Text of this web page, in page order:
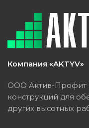
Компания «AKTYV»
ООО Актив-Профит
конструкций для
других высотных